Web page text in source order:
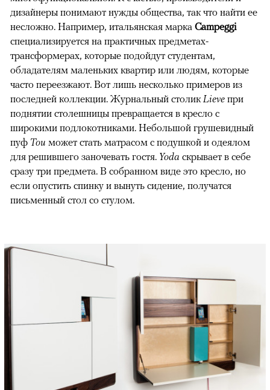
дизайнеры понимают нужды общества, так что найти ее
несложно. Например, итальянская марка Campeggi
специализируется на практичных предметах-
трансформерах, которые подойдут студентам,
обладателям маленьких квартир или людям, которые
часто переезжают. Вот лишь несколько примеров из
последней коллекции. Журнальный столик Lieve при
поднятии столешницы превращается в кресло с
широкими подлокотниками. Небольшой грушевидный
пуф Tou может стать матрасом с подушкой и одеялом
для решившего заночевать гостя. Yoda скрывает в себе
сразу три предмета. В собранном виде это кресло, но
если опустить спинку и вынуть сидение, получатся
письменный стол со стулом.